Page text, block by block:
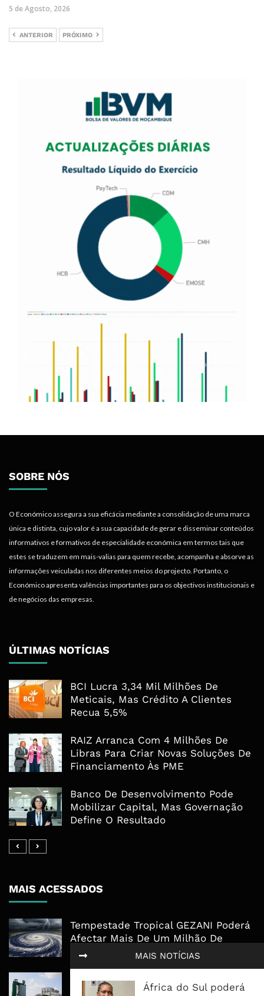
5 de Agosto, 2026
ANTERIOR PRÓXIMO
MAIS NOTÍCIAS
África do Sul poderá
SOBRE NÓS
O Económico assegura a sua eficácia mediante a consolidação de uma marca
única e distinta, cujo valor é a sua capacidade de gerar e disseminar conteúdos
informativos e formativos de especialidade económica em termos tais que
estes se traduzem em mais-valias para quem recebe, acompanha e absorve as
informações veiculadas nos diferentes meios do projecto. Portanto, o
Económico apresenta valências importantes para os objectivos institucionais e
de negócios das empresas.
ÚLTIMAS NOTÍCIAS
BCI Lucra 3,34 Mil Milhões De
Meticais, Mas Crédito A Clientes
Recua 5,5%
RAIZ Arranca Com 4 Milhões De
Libras Para Criar Novas Soluções De
Financiamento Às PME
Banco De Desenvolvimento Pode
Mobilizar Capital, Mas Governação
Define O Resultado
MAIS ACESSADOS
Tempestade Tropical GEZANI Poderá
Afectar Mais De Um Milhão De
Pessoas No Centro E Sul ...
Governo admite nova operadora
para a Mozal após suspensão das